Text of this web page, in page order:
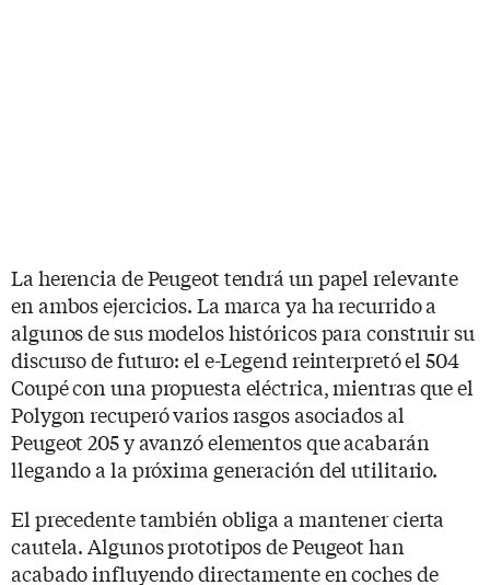
La herencia de Peugeot tendrá un papel relevante
en ambos ejercicios. La marca ya ha recurrido a
algunos de sus modelos históricos para construir su
discurso de futuro: el e-Legend reinterpretó el 504
Coupé con una propuesta eléctrica, mientras que el
Polygon recuperó varios rasgos asociados al
Peugeot 205 y avanzó elementos que acabarán
llegando a la próxima generación del utilitario.
El precedente también obliga a mantener cierta
cautela. Algunos prototipos de Peugeot han
acabado influyendo directamente en coches de